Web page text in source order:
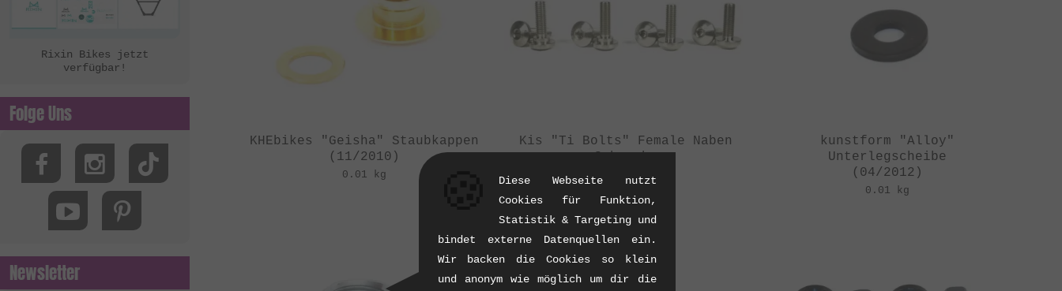
KHEbikes "Geisha" Staubkappen
(11/2010)
0.01 kg
Kis "Ti Bolts" Female Naben
Schraube
kunstform "Alloy"
Unterlegscheibe
(04/2012)
0.01 kg
Rixin Bikes jetzt
verfügbar!
Folge Uns
Newsletter
Diese Webseite nutzt
Cookies für Funktion,
Statistik & Targeting und
bindet externe Datenquellen ein.
Wir backen die Cookies so klein
und anonym wie möglich um dir die